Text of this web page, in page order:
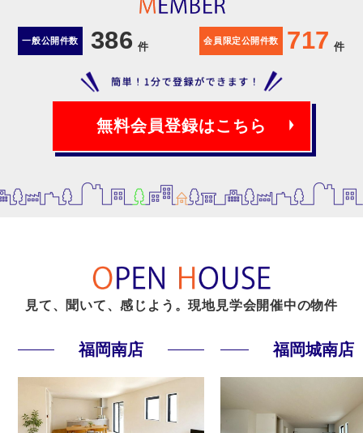
一般公開件数 386 件 会員限定公開件数 717 件
無料会員登録はこちら
見て、聞いて、感じよう。現地見学会開催中の物件
福岡南店 福岡城南店